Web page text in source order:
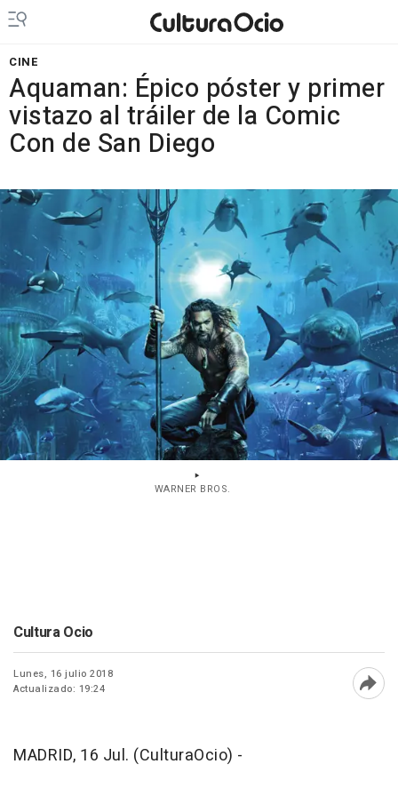
CINE
Aquaman: Épico póster y primer
vistazo al tráiler de la Comic
Con de San Diego
WARNER BROS.
Cultura Ocio
Lunes, 16 julio 2018
Actualizado: 19:24
MADRID, 16 Jul. (CulturaOcio) -